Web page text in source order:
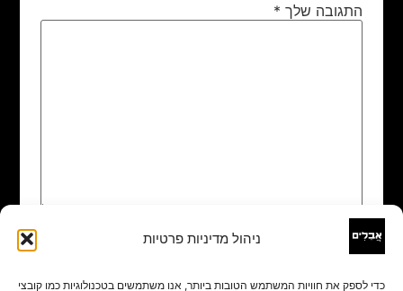
ניהול מדיניות פרטיות
כדי לספק את חוויות המשתמש הטובות ביותר, אנו משתמשים בטכנולוגיות כמו קובצי
התגובה שלך *
שם